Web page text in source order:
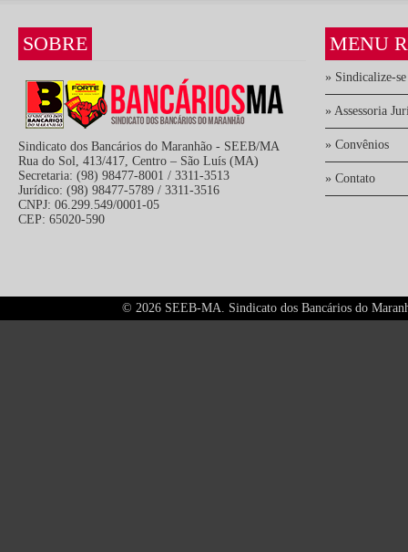
SOBRE
Sindicato dos Bancários do Maranhão - SEEB/MA
Rua do Sol, 413/417, Centro – São Luís (MA)
Secretaria: (98) 98477-8001 / 3311-3513
Jurídico: (98) 98477-5789 / 3311-3516
CNPJ: 06.299.549/0001-05
CEP: 65020-590
MENU
» Sindicalize-se
» Assessoria
» Convênios
» Contato
© 2026 SEEB-MA. Sindicato dos Bancários do